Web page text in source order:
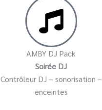
AMBY DJ Pack
Soirée DJ
Contrôleur DJ – sonorisation –
enceintes